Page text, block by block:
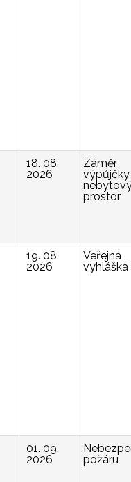
18. 08.
2026
Záměr
výpůjčky
prostor
19. 08.
2026
Veřejná
vyhláška
01. 09.
2026
požáru